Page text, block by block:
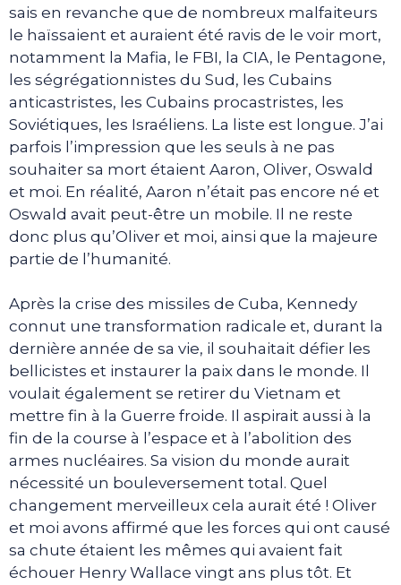
sais en revanche que de nombreux malfaiteurs
le haïssaient et auraient été ravis de le voir mort,
notamment la Mafia, le FBI, la CIA, le Pentagone,
les ségrégationnistes du Sud, les Cubains
anticastristes, les Cubains procastristes, les
Soviétiques, les Israéliens. La liste est longue. J’ai
parfois l’impression que les seuls à ne pas
souhaiter sa mort étaient Aaron, Oliver, Oswald
et moi. En réalité, Aaron n’était pas encore né et
Oswald avait peut-être un mobile. Il ne reste
donc plus qu’Oliver et moi, ainsi que la majeure
partie de l’humanité.
Après la crise des missiles de Cuba, Kennedy
connut une transformation radicale et, durant la
dernière année de sa vie, il souhaitait défier les
bellicistes et instaurer la paix dans le monde. Il
voulait également se retirer du Vietnam et
mettre fin à la Guerre froide. Il aspirait aussi à la
fin de la course à l’espace et à l’abolition des
armes nucléaires. Sa vision du monde aurait
nécessité un bouleversement total. Quel
changement merveilleux cela aurait été ! Oliver
et moi avons affirmé que les forces qui ont causé
sa chute étaient les mêmes qui avaient fait
échouer Henry Wallace vingt ans plus tôt. Et